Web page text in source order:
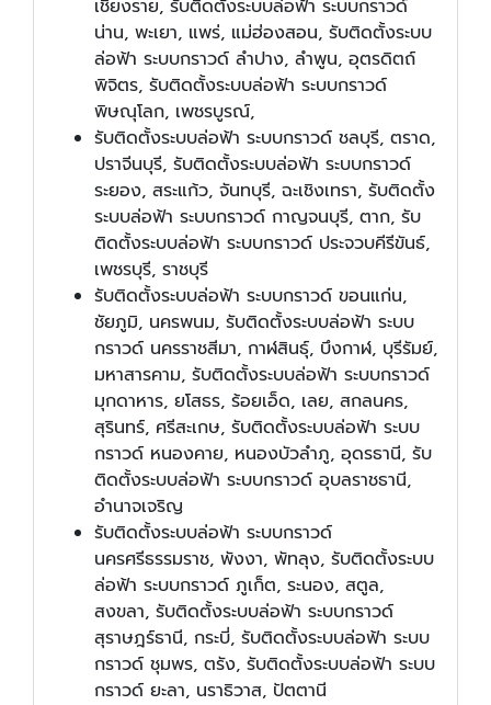
เชียงราย, รับติดตั้งระบบล่อฟ้า ระบบกราวด์
น่าน, พะเยา, แพร่, แม่ฮ่องสอน, รับติดตั้งระบบ
ล่อฟ้า ระบบกราวด์ ลำปาง, ลำพูน, อุตรดิตถ์
พิจิตร, รับติดตั้งระบบล่อฟ้า ระบบกราวด์
พิษณุโลก, เพชรบูรณ์,
รับติดตั้งระบบล่อฟ้า ระบบกราวด์ ชลบุรี, ตราด,
ปราจีนบุรี, รับติดตั้งระบบล่อฟ้า ระบบกราวด์
ระยอง, สระแก้ว, จันทบุรี, ฉะเชิงเทรา, รับติดตั้ง
ระบบล่อฟ้า ระบบกราวด์ กาญจนบุรี, ตาก, รับ
ติดตั้งระบบล่อฟ้า ระบบกราวด์ ประจวบคีรีขันธ์,
เพชรบุรี, ราชบุรี
รับติดตั้งระบบล่อฟ้า ระบบกราวด์ ขอนแก่น,
ชัยภูมิ, นครพนม, รับติดตั้งระบบล่อฟ้า ระบบ
กราวด์ นครราชสีมา, กาฬสินธุ์, บึงกาฬ, บุรีรัมย์,
มหาสารคาม, รับติดตั้งระบบล่อฟ้า ระบบกราวด์
มุกดาหาร, ยโสธร, ร้อยเอ็ด, เลย, สกลนคร,
สุรินทร์, ศรีสะเกษ, รับติดตั้งระบบล่อฟ้า ระบบ
กราวด์ หนองคาย, หนองบัวลำภู, อุดรธานี, รับ
ติดตั้งระบบล่อฟ้า ระบบกราวด์ อุบลราชธานี,
อำนาจเจริญ
รับติดตั้งระบบล่อฟ้า ระบบกราวด์
นครศรีธรรมราช, พังงา, พัทลุง, รับติดตั้งระบบ
ล่อฟ้า ระบบกราวด์ ภูเก็ต, ระนอง, สตูล,
สงขลา, รับติดตั้งระบบล่อฟ้า ระบบกราวด์
สุราษฎร์ธานี, กระบี่, รับติดตั้งระบบล่อฟ้า ระบบ
กราวด์ ชุมพร, ตรัง, รับติดตั้งระบบล่อฟ้า ระบบ
กราวด์ ยะลา, นราธิวาส, ปัตตานี